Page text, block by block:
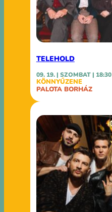
TELEHOLD
09. 19. | SZOMBAT | 18:30
KÖNNYŰZENE
PALOTA BORHÁZ